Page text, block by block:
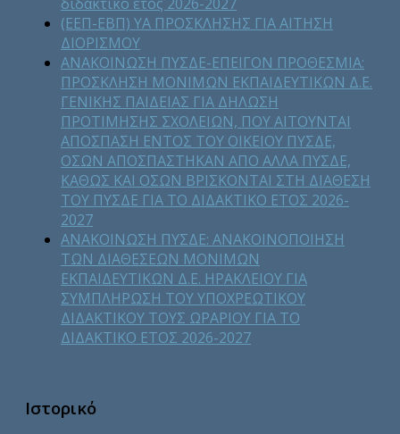
(ΕΕΠ-ΕΒΠ) ΥΑ ΠΡΟΣΚΛΗΣΗΣ ΓΙΑ ΑΙΤΗΣΗ
ΔΙΟΡΙΣΜΟΥ
ΑΝΑΚΟΙΝΩΣΗ ΠΥΣΔΕ-ΕΠΕΙΓΟΝ ΠΡΟΘΕΣΜΙΑ:
ΠΡΟΣΚΛΗΣΗ ΜΟΝΙΜΩΝ ΕΚΠΑΙΔΕΥΤΙΚΩΝ Δ.Ε.
ΓΕΝΙΚΗΣ ΠΑΙΔΕΙΑΣ ΓΙΑ ΔΗΛΩΣΗ
ΠΡΟΤΙΜΗΣΗΣ ΣΧΟΛΕΙΩΝ, ΠΟΥ ΑΙΤΟΥΝΤΑΙ
ΑΠΟΣΠΑΣΗ ΕΝΤΟΣ ΤΟΥ ΟΙΚΕΙΟΥ ΠΥΣΔΕ,
ΟΣΩΝ ΑΠΟΣΠΑΣΤΗΚΑΝ ΑΠΟ ΑΛΛΑ ΠΥΣΔΕ,
ΚΑΘΩΣ ΚΑΙ ΟΣΩΝ ΒΡΙΣΚΟΝΤΑΙ ΣΤΗ ΔΙΑΘΕΣΗ
ΤΟΥ ΠΥΣΔΕ ΓΙΑ ΤΟ ΔΙΔΑΚΤΙΚΟ ΕΤΟΣ 2026-
2027
ΑΝΑΚΟΙΝΩΣΗ ΠΥΣΔΕ: ΑΝΑΚΟΙΝΟΠΟΙΗΣΗ
ΤΩΝ ΔΙΑΘΕΣΕΩΝ ΜΟΝΙΜΩΝ
ΕΚΠΑΙΔΕΥΤΙΚΩΝ Δ.Ε. ΗΡΑΚΛΕΙΟΥ ΓΙΑ
ΣΥΜΠΛΗΡΩΣΗ ΤΟΥ ΥΠΟΧΡΕΩΤΙΚΟΥ
ΔΙΔΑΚΤΙΚΟΥ ΤΟΥΣ ΩΡΑΡΙΟΥ ΓΙΑ ΤΟ
ΔΙΔΑΚΤΙΚΟ ΕΤΟΣ 2026-2027
Ιστορικό